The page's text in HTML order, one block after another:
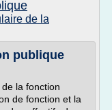
de la
publique
la fonction
de fonction et la